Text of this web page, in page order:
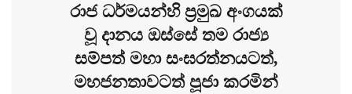
රාජ ධර්මයන්හි ප්‍රමුඛ අංගයක්
වූ දානය ඔස්සේ තම රාජ්‍ය
සම්පත් මහා සංඝරත්නයටත්,
මහජනතාවටත් පූජා කරමින්